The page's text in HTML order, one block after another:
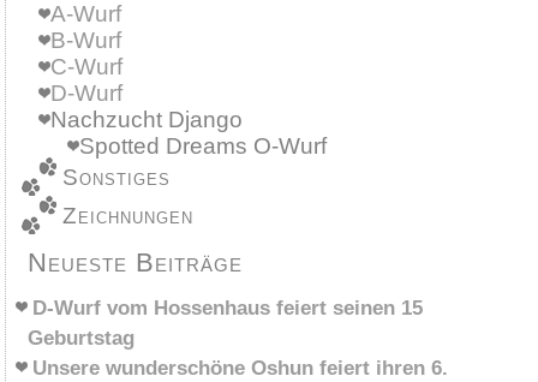
A-Wurf
B-Wurf
C-Wurf
D-Wurf
Nachzucht Django
Spotted Dreams O-Wurf
Sonstiges
Zeichnungen
Neueste Beiträge
D-Wurf vom Hossenhaus feiert seinen 15
Geburtstag
Unsere wunderschöne Oshun feiert ihren 6.